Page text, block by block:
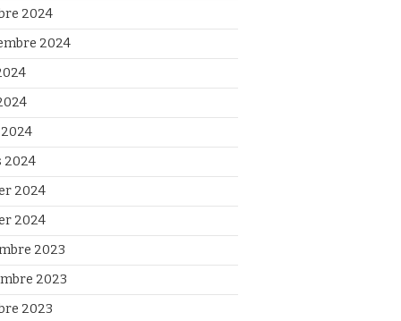
2024
2024
2024
2024
2024
2023
2023
2023